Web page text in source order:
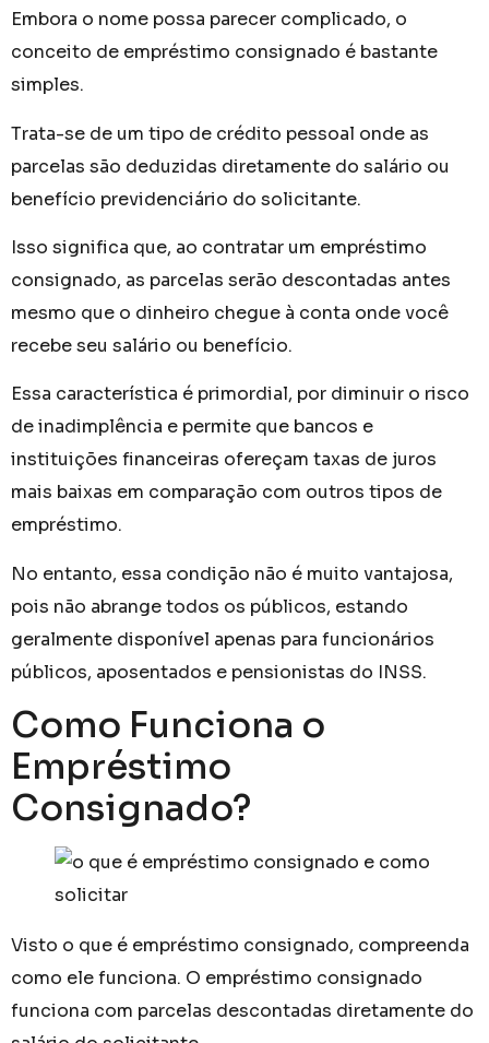
Embora o nome possa parecer complicado, o
conceito de empréstimo consignado é bastante
simples.
Trata-se de um tipo de crédito pessoal onde as
parcelas são deduzidas diretamente do salário ou
benefício previdenciário do solicitante.
Isso significa que, ao contratar um empréstimo
consignado, as parcelas serão descontadas antes
mesmo que o dinheiro chegue à conta onde você
recebe seu salário ou benefício.
Essa característica é primordial, por diminuir o risco
de inadimplência e permite que bancos e
instituições financeiras ofereçam taxas de juros
mais baixas em comparação com outros tipos de
empréstimo.
No entanto, essa condição não é muito vantajosa,
pois não abrange todos os públicos, estando
geralmente disponível apenas para funcionários
públicos, aposentados e pensionistas do INSS.
Como Funciona o
Empréstimo
Consignado?
Visto o que é empréstimo consignado, compreenda
como ele funciona. O empréstimo consignado
funciona com parcelas descontadas diretamente do